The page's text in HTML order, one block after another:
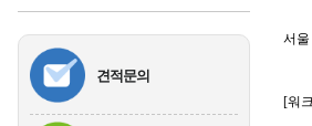
견적문의
서
[워